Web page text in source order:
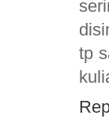
tp